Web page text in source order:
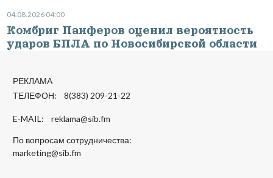
04.08.2026 04:00
Комбриг Панферов оценил вероятность
ударов БПЛА по Новосибирской области
РЕКЛАМА
ТЕЛЕФОН: 8(383) 209-21-22
E-MAIL: reklama@sib.fm
По вопросам сотрудничества:
marketing@sib.fm